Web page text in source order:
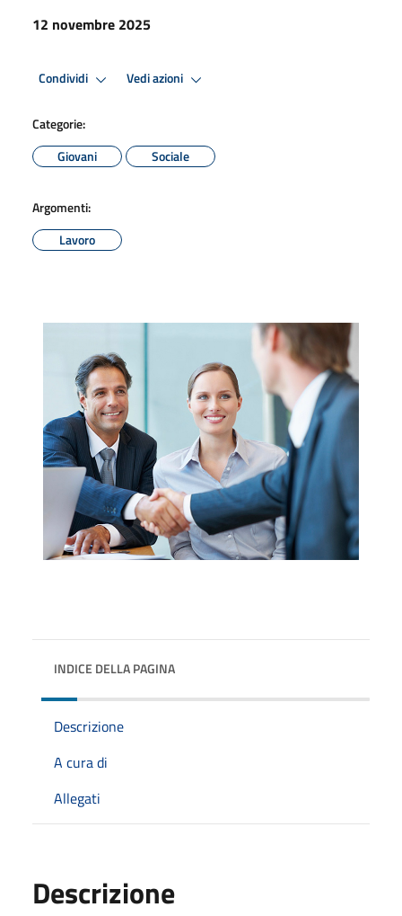
12 novembre 2025
Condividi Vedi azioni
Categorie:
Giovani
Sociale
Argomenti:
Lavoro
INDICE DELLA PAGINA
Descrizione
A cura di
Allegati
Descrizione